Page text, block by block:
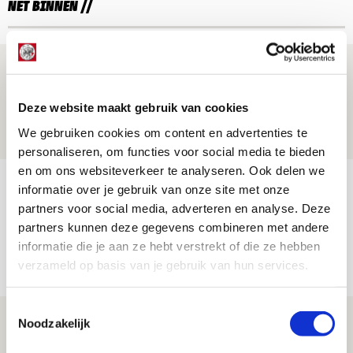
Deze website maakt gebruik van cookies
We gebruiken cookies om content en advertenties te
personaliseren, om functies voor social media te bieden
en om ons websiteverkeer te analyseren. Ook delen we
informatie over je gebruik van onze site met onze
partners voor social media, adverteren en analyse. Deze
partners kunnen deze gegevens combineren met andere
informatie die je aan ze hebt verstrekt of die ze hebben
verzameld op basis van je gebruik van hun services.
Noodzakelijk
NET BINNEN //
Brandt: ‘Ajax en Cruijff bleven door
NIEUWS
Míchel geeft blessure-update en
spreekt over Godts, Baas en
aanwinsten
07 AUGUSTUS 2026 - 14:13
Volop enthousiasme in fotoverslag van